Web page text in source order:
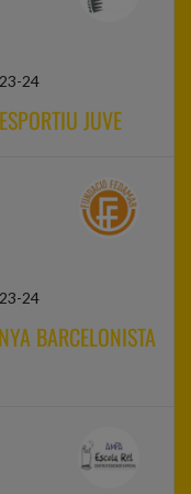
24
JUVE
24
BARCELONISTA